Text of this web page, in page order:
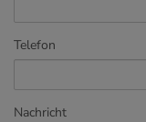
Telefon
Nachricht